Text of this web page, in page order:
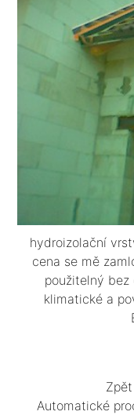
hydroizolační
cena se mě
použitelný bez
klimatické a
Automatické